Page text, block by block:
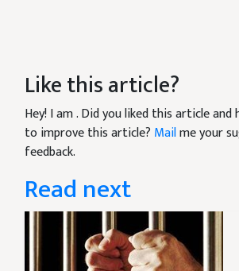
Like this article?
Hey! I am. Did you liked this article and
to improve this article? Mailme your
feedback.
Read next